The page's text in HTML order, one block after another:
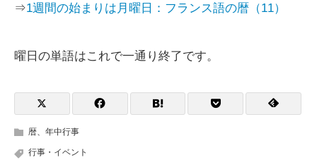
⇒1週間の始まりは月曜日：フランス語の暦（11）
曜日の単語はこれで一通り終了です。
暦、年中行事
行事・イベント